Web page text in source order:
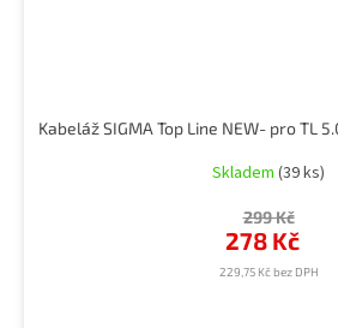
Skladem (39 ks)
229,75 Kč bez DPH
278 Kč
299 Kč